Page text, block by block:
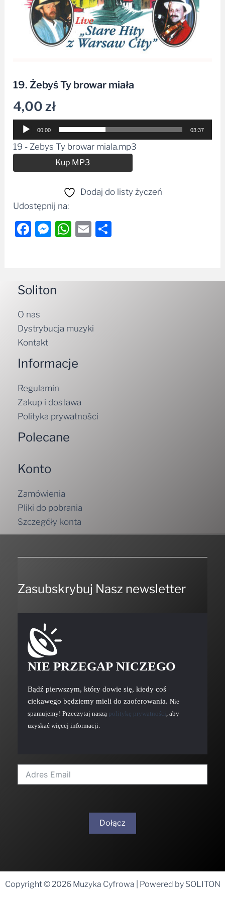
19. Żebyś Ty browar miała
4,00zł
Odtwarzacz
plików
dźwiękowych
00:00 03:37
19 - Zebys Ty browar miala.mp3
Kup MP3
Dodaj do listy życzeń
Udostępnij na:
Facebook
Messenger
WhatsApp
Email
Soliton
O nas
Dystrybucja muzyki
Kontakt
Informacje
Regulamin
Zakup i dostawa
Polityka prywatności
Polecane
Konto
Zamówienia
Pliki do pobrania
Szczegóły konta
Zasubskrybuj Nasz newsletter
NIE PRZEGAP NICZEGO
Bądź pierwszym, który dowie się, kiedy coś
ciekawego będziemy mieli do zaoferowania. Nie
spamujemy! Przeczytaj naszą politykę prywatności, aby
uzyskać więcej informacji.
Dołącz
Copyright © 2026 Muzyka Cyfrowa | Powered by SOLITON